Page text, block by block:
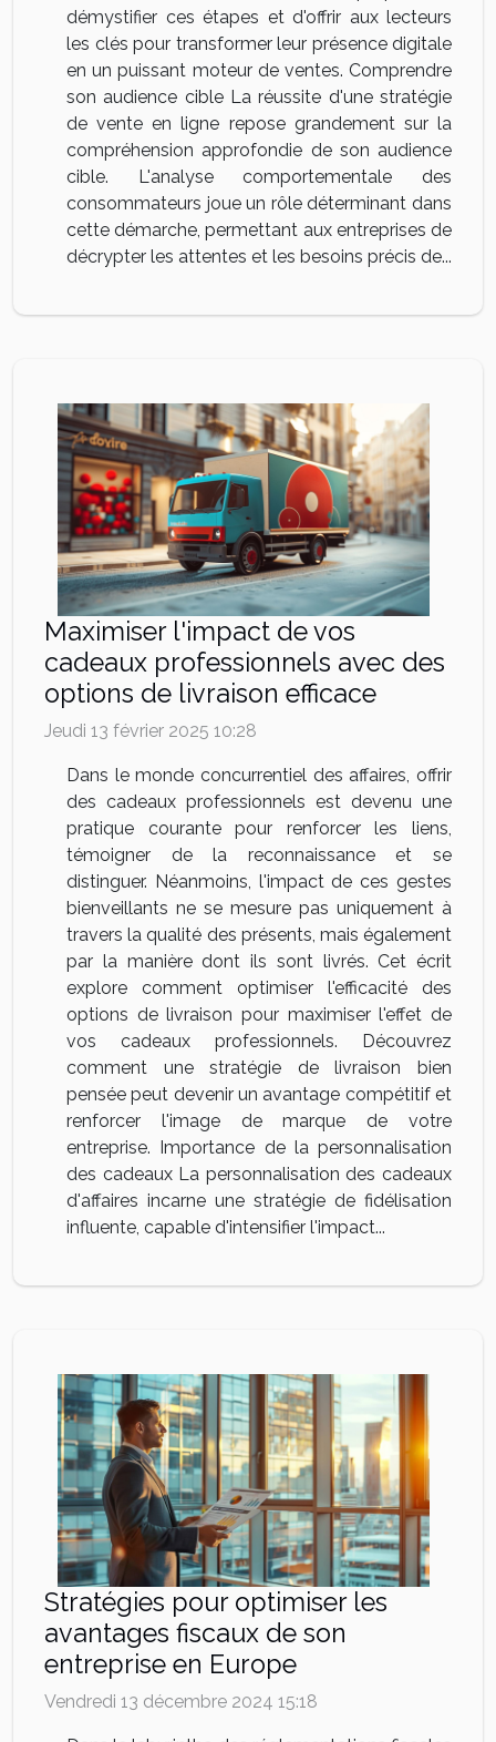
démystifier ces étapes et d'offrir aux lecteurs
les clés pour transformer leur présence digitale
en un puissant moteur de ventes. Comprendre
son audience cible La réussite d'une stratégie
de vente en ligne repose grandement sur la
compréhension approfondie de son audience
cible. L'analyse comportementale des
consommateurs joue un rôle déterminant dans
cette démarche, permettant aux entreprises de
décrypter les attentes et les besoins précis de...
Maximiser l'impact de vos
cadeaux professionnels avec des
options de livraison efficace
Jeudi 13 février 2025 10:28
Dans le monde concurrentiel des affaires, offrir
des cadeaux professionnels est devenu une
pratique courante pour renforcer les liens,
témoigner de la reconnaissance et se
distinguer. Néanmoins, l'impact de ces gestes
bienveillants ne se mesure pas uniquement à
travers la qualité des présents, mais également
par la manière dont ils sont livrés. Cet écrit
explore comment optimiser l'efficacité des
options de livraison pour maximiser l'effet de
vos cadeaux professionnels. Découvrez
comment une stratégie de livraison bien
pensée peut devenir un avantage compétitif et
renforcer l'image de marque de votre
entreprise. Importance de la personnalisation
des cadeaux La personnalisation des cadeaux
d'affaires incarne une stratégie de fidélisation
influente, capable d'intensifier l'impact...
Stratégies pour optimiser les
avantages fiscaux de son
entreprise en Europe
Vendredi 13 décembre 2024 15:18